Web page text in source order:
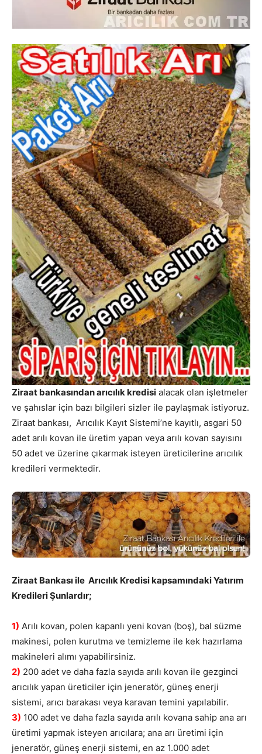
Ziraat bankasından arıcılık kredisi alacak olan işletmeler
ve şahıslar için bazı bilgileri sizler ile paylaşmak istiyoruz.
Ziraat bankası, Arıcılık Kayıt Sistemi’ne kayıtlı, asgari 50
adet arılı kovan ile üretim yapan veya arılı kovan sayısını
50 adet ve üzerine çıkarmak isteyen üreticilerine arıcılık
kredileri vermektedir.
Ziraat Bankası ile Arıcılık Kredisi kapsamındaki Yatırım
Kredileri Şunlardır;
1) Arılı kovan, polen kapanlı yeni kovan (boş), bal süzme
makinesi, polen kurutma ve temizleme ile kek hazırlama
makineleri alımı yapabilirsiniz.
2) 200 adet ve daha fazla sayıda arılı kovan ile gezginci
arıcılık yapan üreticiler için jeneratör, güneş enerji
sistemi, arıcı barakası veya karavan temini yapılabilir.
3) 100 adet ve daha fazla sayıda arılı kovana sahip ana arı
üretimi yapmak isteyen arıcılara; ana arı üretimi için
jeneratör, güneş enerji sistemi, en az 1.000 adet